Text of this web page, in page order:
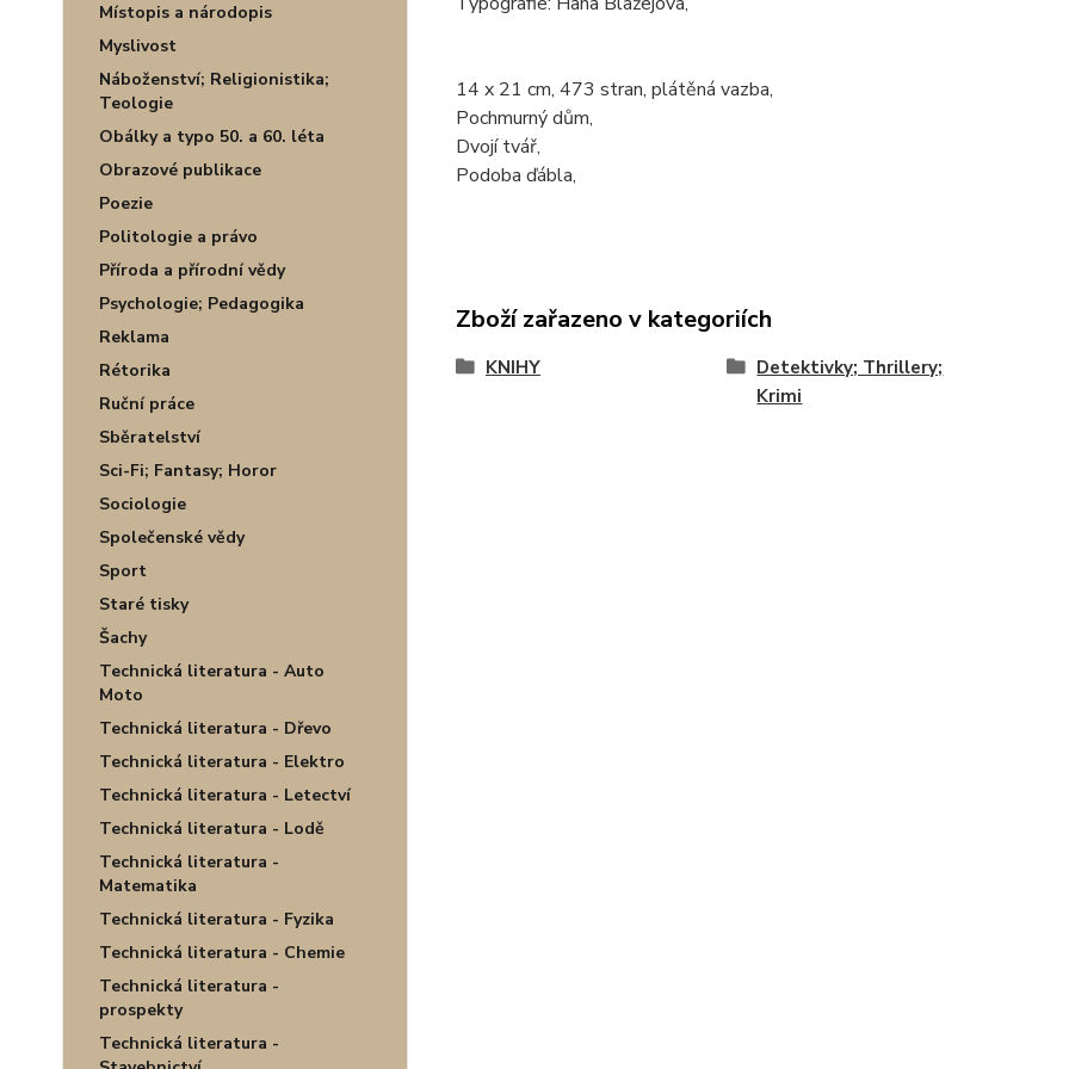
Místopis a národopis
Myslivost
Náboženství; Religionistika;
Teologie
Obálky a typo 50. a 60. léta
Obrazové publikace
Poezie
Politologie a právo
Příroda a přírodní vědy
Psychologie; Pedagogika
Reklama
Rétorika
Ruční práce
Sběratelství
Sci-Fi; Fantasy; Horor
Sociologie
Společenské vědy
Sport
Staré tisky
Šachy
Technická literatura - Auto
Moto
Technická literatura - Dřevo
Technická literatura - Elektro
Technická literatura - Letectví
Technická literatura - Lodě
Technická literatura -
Matematika
Technická literatura - Fyzika
Technická literatura - Chemie
Technická literatura -
prospekty
Technická literatura -
14 x 21 cm, 473 stran, plátěná vazba,
Pochmurný dům,
Dvojí tvář,
Podoba ďábla,
Zboží zařazeno v kategoriích
KNIHY
Detektivky; Thrillery;
Krimi